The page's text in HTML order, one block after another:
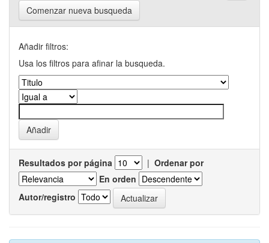
Comenzar nueva busqueda
Añadir filtros:
Usa los filtros para afinar la busqueda.
Resultados por página | Ordenar por
En orden
Autor/registro